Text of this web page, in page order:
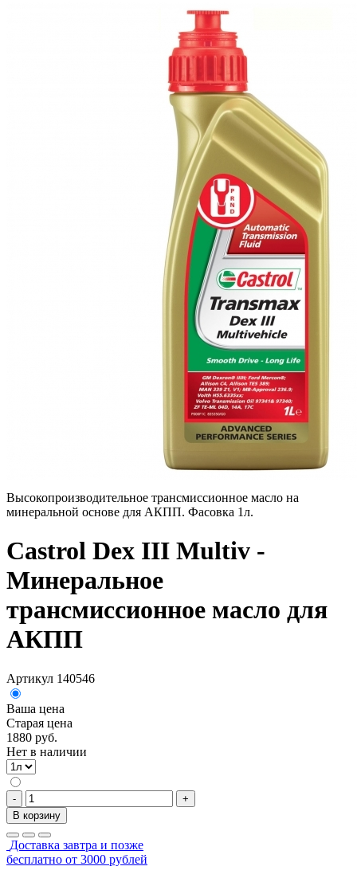
Высокопроизводительное трансмиссионное масло на
минеральной основе для АКПП. Фасовка 1л.
Castrol Dex III Multiv -
Минеральное
трансмиссионное масло для
АКПП
Артикул 140546
Ваша цена
Старая цена
1880 руб.
Нет в наличии
-
+
В корзину
Доставка завтра и позже
бесплатно от 3000 рублей